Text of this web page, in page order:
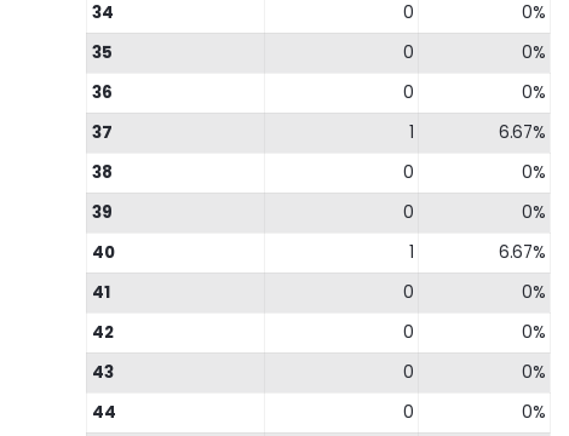
34
0
0%
35
0
0%
36
0
0%
37
1
6.67%
38
0
0%
39
0
0%
40
1
6.67%
41
0
0%
42
0
0%
43
0
0%
44
0
0%